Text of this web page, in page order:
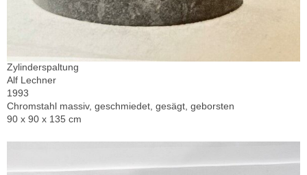
Zylinderspaltung
Alf Lechner
1993
Chromstahl massiv, geschmiedet, gesägt, geborsten
90 x 90 x 135 cm